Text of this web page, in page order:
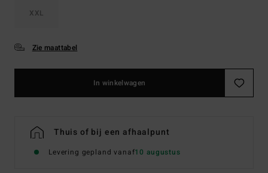
XXL
Zie maattabel
In winkelwagen
Thuis of bij een afhaalpunt
Levering gepland vanaf10 augustus